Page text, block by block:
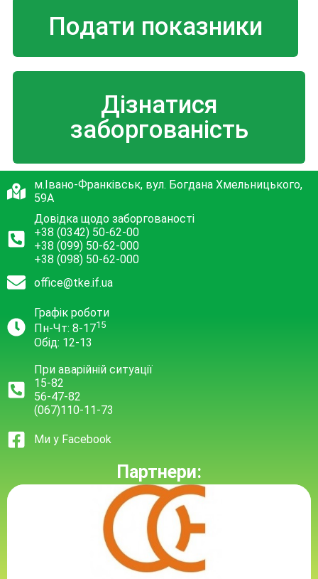
Подати показники
Дізнатися
заборгованість
м.Івано-Франківськ, вул. Богдана Хмельницького,
59А
Довідка щодо заборгованості
+38 (0342) 50-62-00
+38 (099) 50-62-000
+38 (098) 50-62-000
office@tke.if.ua
Графік роботи
Пн-Чт: 8-1715
Обід: 12-13
При аварійній ситуації
15-82
56-47-82
(067)110-11-73
Ми у Facebook
Партнери: